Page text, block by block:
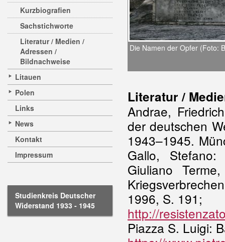
Kurzbiografien
Sachstichworte
Literatur / Medien /
Adressen /
Bildnachweise
Litauen
Polen
Links
News
Kontakt
Impressum
Studienkreis Deutscher
Widerstand 1933 - 1945
Die Namen der Opfer (Foto:
Literatur /
Andrae,
der deutschen
1943–1945.
Gallo,
Giuliano
1996, S. 191;
http://
Piazza S. Luigi: